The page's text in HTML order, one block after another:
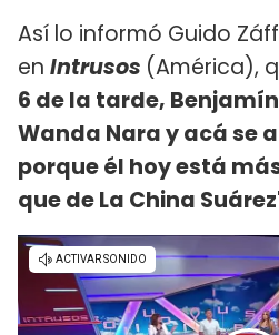
Así lo informó Guido
en Intrusos (América),
6 de la tarde,
Wanda Nara y acá se
porque él hoy está
que de La China